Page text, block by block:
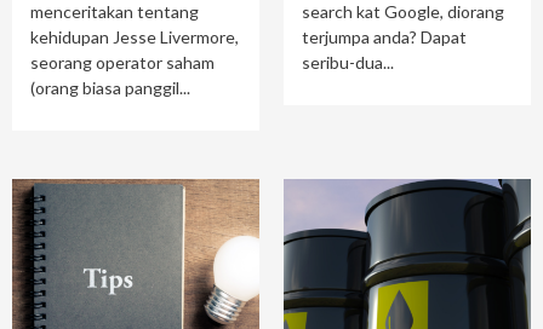
menceritakan tentang
kehidupan Jesse Livermore,
seorang operator saham
(orang biasa panggil...
search kat Google, diorang
terjumpa anda? Dapat
seribu-dua...